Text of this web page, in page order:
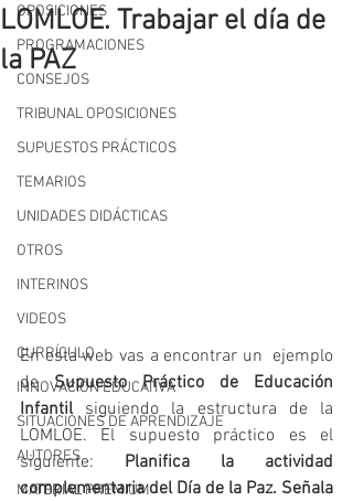
OPOSICIONES
PROGRAMACIONES
CONSEJOS
TRIBUNAL OPOSICIONES
SUPUESTOS PRÁCTICOS
TEMARIOS
UNIDADES DIDÁCTICAS
OTROS
INTERINOS
VIDEOS
CURRÍCULO
INNOVACIÓN EDUCATIVA
SITUACIONES DE APRENDIZAJE
AUTORES
MATERIAL PREMIUM
LOMLOE. Trabajar el día de
la PAZ
En esta web vas a encontrar un  ejemplo
de Supuesto Práctico de Educación
Infantil siguiendo la estructura de la
LOMLOE. El supuesto práctico es el
siguiente: Planifica la actividad
complementaria del Día de la Paz. Señala